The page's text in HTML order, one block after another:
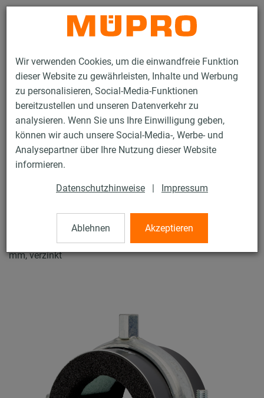
Wir verwenden Cookies, um die einwandfreie Funktion
dieser Website zu gewährleisten, Inhalte und Werbung
zu personalisieren, Social-Media-Funktionen
bereitzustellen und unseren Datenverkehr zu
analysieren. Wenn Sie uns Ihre Einwilligung geben,
können wir auch unsere Social-Media-, Werbe- und
Analysepartner über Ihre Nutzung dieser Website
informieren.
Datenschutzhinweise | Impressum
Ablehnen Akzeptieren
Kontakt
Produkte Befestigungstechnik
Rohrschellen
ISO-Schellen Typ H, M, T
ISO-Schellen Typ H, M, T
Iso-Schelle ohne Einlage, Typ T, Iso 32-45 mm, M10, 42-44,5
mm, verzinkt